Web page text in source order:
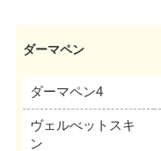
ダーマペン
ダーマペン4
ヴェルべットスキ
ン